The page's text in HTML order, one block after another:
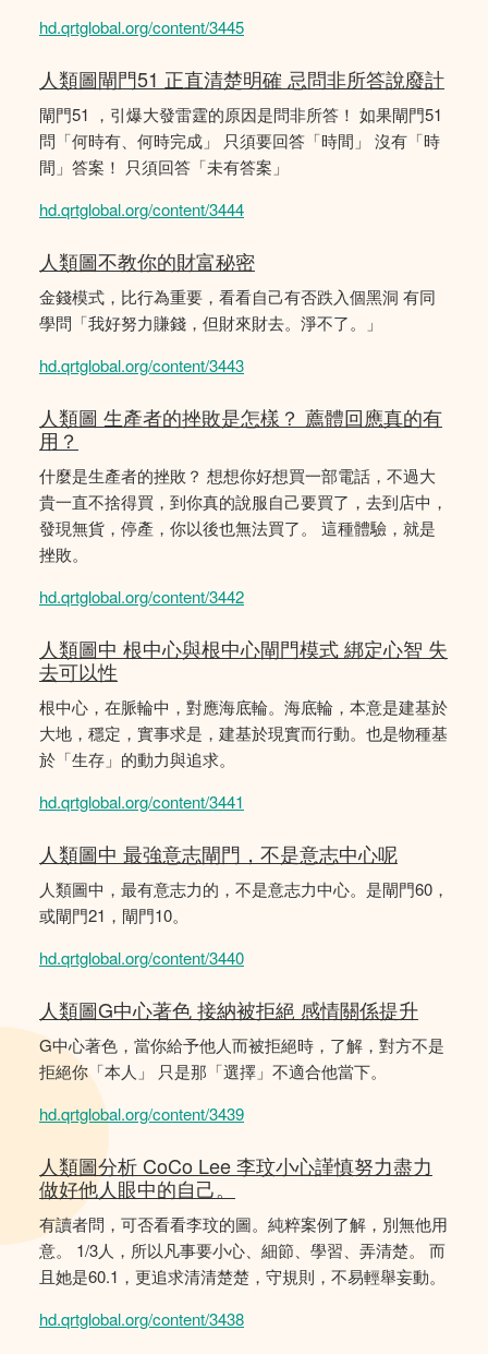
hd.qrtglobal.org/content/3445
人類圖閘門51 正直清楚明確 忌問非所答說廢計
閘門51 ，引爆大發雷霆的原因是問非所答！ 如果閘門51
問「何時有、何時完成」 只須要回答「時間」 沒有「時
間」答案！ 只須回答「未有答案」
hd.qrtglobal.org/content/3444
人類圖不教你的財富秘密
金錢模式，比行為重要，看看自己有否跌入個黑洞 有同
學問「我好努力賺錢，但財來財去。淨不了。」
hd.qrtglobal.org/content/3443
人類圖 生產者的挫敗是怎樣？ 薦體回應真的有
用？
什麼是生產者的挫敗？ 想想你好想買一部電話，不過大
貴一直不捨得買，到你真的說服自己要買了，去到店中，
發現無貨，停產，你以後也無法買了。 這種體驗，就是
挫敗。
hd.qrtglobal.org/content/3442
人類圖中 根中心與根中心閘門模式 綁定心智 失
去可以性
根中心，在脈輪中，對應海底輪。海底輪，本意是建基於
大地，穩定，實事求是，建基於現實而行動。也是物種基
於「生存」的動力與追求。
hd.qrtglobal.org/content/3441
人類圖中 最強意志閘門，不是意志中心呢
人類圖中，最有意志力的，不是意志力中心。是閘門60，
或閘門21，閘門10。
hd.qrtglobal.org/content/3440
人類圖G中心著色 接納被拒絕 感情關係提升
G中心著色，當你給予他人而被拒絕時，了解，對方不是
拒絕你「本人」 只是那「選擇」不適合他當下。
hd.qrtglobal.org/content/3439
人類圖分析 CoCo Lee 李玟小心謹慎努力盡力
做好他人眼中的自己。
有讀者問，可否看看李玟的圖。純粹案例了解，別無他用
意。 1/3人，所以凡事要小心、細節、學習、弄清楚。 而
且她是60.1，更追求清清楚楚，守規則，不易輕舉妄動。
hd.qrtglobal.org/content/3438